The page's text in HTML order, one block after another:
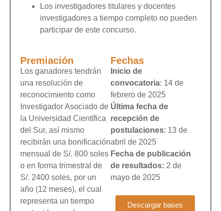
Los investigadores titulares y docentes
investigadores a tiempo completo no pueden
participar de este concurso.
Premiación
Los ganadores tendrán
una resolución de
reconocimiento como
Investigador Asociado de
la Universidad Científica
del Sur, así mismo
recibirán una bonificación
mensual de S/. 800 soles
o en forma trimestral de
S/. 2400 soles, por un
año (12 meses), el cual
representa un tiempo
Fechas
Inicio de
convocatoria: 14 de
febrero de 2025
Última fecha de
recepción de
postulaciones: 13 de
abril de 2025
Fecha de publicación
de resultados: 2 de
mayo de 2025
Descargar bases